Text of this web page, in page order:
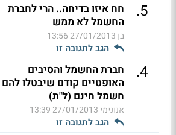
5
.
חח איזו בדיחה.. הרי לחברת
החשמל לא ממש
בן27/01/2013 13:56
הגב לתגובה זו
4
.
חברת החשמל והסיבים
האופטיים קודם שיבטלו להם
חשמל חינם (ל"ת)
אנונימי27/01/2013 13:39
הגב לתגובה זו